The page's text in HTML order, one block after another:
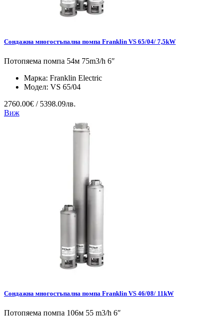
Сондажна многостъпална помпа Franklin VS 65/04/ 7,5kW
Потопяема помпа 54м 75m3/h 6″
Марка: Franklin Electric
Модел: VS 65/04
2760.00€ / 5398.09лв.
Виж
Сондажна многостъпална помпа Franklin VS 46/08/ 11kW
Потопяема помпа 106м 55 m3/h 6″